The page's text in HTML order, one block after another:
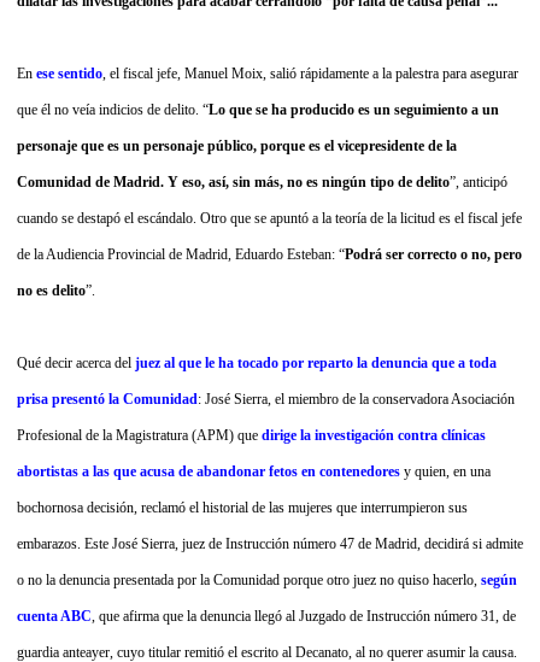
En ese sentido , el fiscal jefe, Manuel Moix, salió rápidamente a la palestra para asegurar
que él no veía indicios de delito. “Lo que se ha producido es un seguimiento a un
personaje que es un personaje público, porque es el vicepresidente de la
Comunidad de Madrid. Y eso, así, sin más, no es ningún tipo de delito”, anticipó
cuando se destapó el escándalo. Otro que se apuntó a la teoría de la licitud es el fiscal jefe
de la Audiencia Provincial de Madrid, Eduardo Esteban: “Podrá ser correcto o no, pero
no es delito”.
Qué decir acerca del juez al que le ha tocado por reparto la denuncia que a toda
prisa presentó la Comunidad: José Sierra, el miembro de la conservadora Asociación
Profesional de la Magistratura (APM) que dirige la investigación contra clínicas
abortistas a las que acusa de abandonar fetos en contenedores y quien, en una
bochornosa decisión, reclamó el historial de las mujeres que interrumpieron sus
embarazos. Este José Sierra, juez de Instrucción número 47 de Madrid, decidirá si admite
o no la denuncia presentada por la Comunidad porque otro juez no quiso hacerlo, según
cuenta ABC , que afirma que la denuncia llegó al Juzgado de Instrucción número 31, de
guardia anteayer, cuyo titular remitió el escrito al Decanato, al no querer asumir la causa.